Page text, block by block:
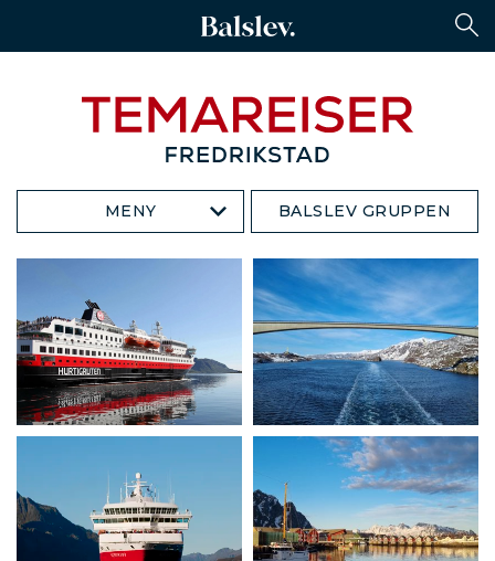
MENY BALSLEV GRUPPEN